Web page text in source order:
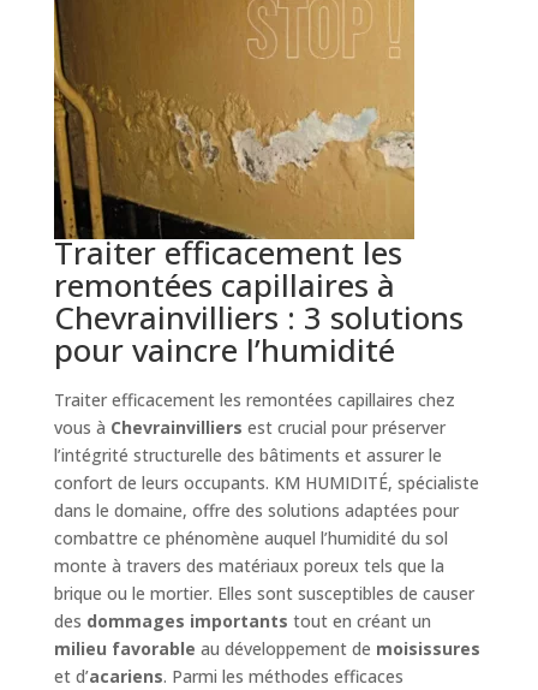
Traiter efficacement les
remontées capillaires à
Chevrainvilliers : 3 solutions
pour vaincre l’humidité
Traiter efficacement les remontées capillaires chez
vous à Chevrainvilliers est crucial pour préserver
l’intégrité structurelle des bâtiments et assurer le
confort de leurs occupants. KM HUMIDITÉ, spécialiste
dans le domaine, offre des solutions adaptées pour
combattre ce phénomène auquel l’humidité du sol
monte à travers des matériaux poreux tels que la
brique ou le mortier. Elles sont susceptibles de causer
des dommages importants tout en créant un
milieu favorable au développement de moisissures
et d’acariens. Parmi les méthodes efficaces